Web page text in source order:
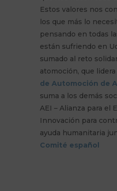
Estos valores nos
los que más lo
pensando en todas
están sufriendo en
sumado al reto
atomoción, que
de Automoción de
suma a los demás
AEI – Alianza para el
Innovación para
ayuda humanitaria
Comité español